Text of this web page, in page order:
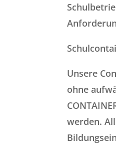
Unsere
ohne
werden.